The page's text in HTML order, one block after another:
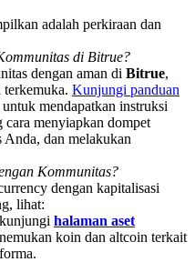
25000 USDT prize pool!
pool
adalah perkiraan dan
di Bitrue?
dengan aman di Bitrue,
terkemuka. Kunjungi panduan
mendapatkan instruksi
cara menyiapkan dompet
dan melakukan
Kommunitas?
dengan kapitalisasi
lihat:
halaman aset
koin dan altcoin terkait